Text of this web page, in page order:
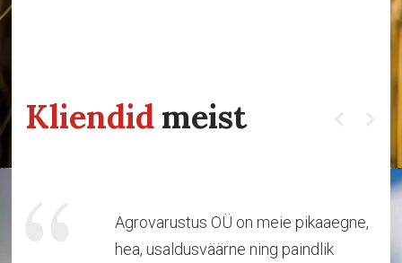
Kliendidmeist
Agrovarustus OÜ on meie pikaaegne,
hea, usaldusväärne ning paindlik